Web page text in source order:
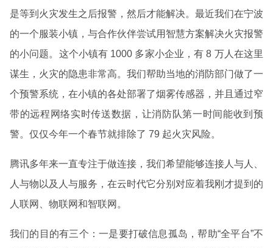
是等到火灾发生之后报警，然后才能解决。最近我们在宁波
的一个服装小镇，与合作伙伴尝试用智慧方案解决火灾报警
的小问题。这个小镇有 1000 多家小企业，有 8 万人在这里
谋生，火灾的隐患非常高。我们帮助当地的消防部门做了一
个预警系统，在小镇的各处部署了烟雾传感器，并且通过窄
带的远程网络实时传送数据，让消防队第一时间能收到预
警。仅仅今年一个春节就排除了 79 起火灾风险。
腾讯多年来一直专注于做连接，我们希望能够连接人与人、
人与物以及人与服务，在云时代它分别对应着我刚才提到的
人联网、物联网和智联网。
我们的目的有三个：一是要打破信息孤岛，帮助“全平台”不